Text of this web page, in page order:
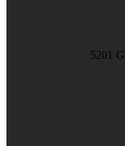
5201